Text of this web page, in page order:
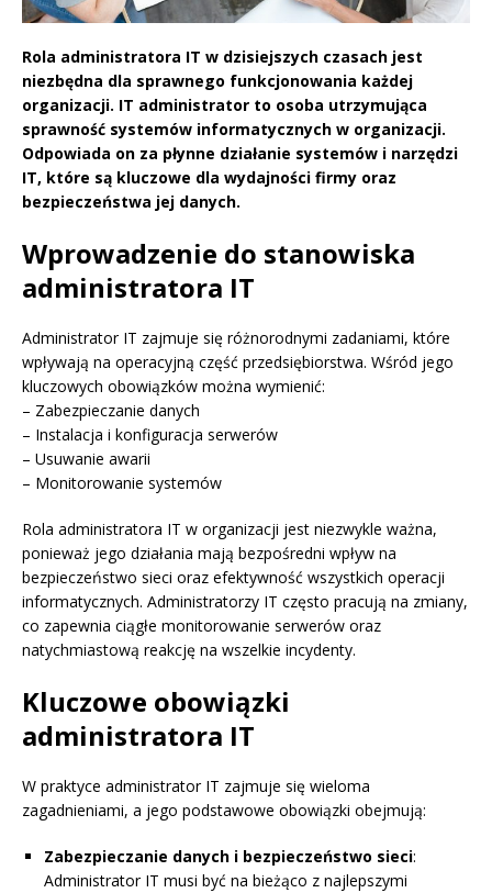
Rola administratora IT w dzisiejszych czasach jest
niezbędna dla sprawnego funkcjonowania każdej
organizacji. IT administrator to osoba utrzymująca
sprawność systemów informatycznych w organizacji.
Odpowiada on za płynne działanie systemów i narzędzi
IT, które są kluczowe dla wydajności firmy oraz
bezpieczeństwa jej danych.
Wprowadzenie do stanowiska
administratora IT
Administrator IT zajmuje się różnorodnymi zadaniami, które
wpływają na operacyjną część przedsiębiorstwa. Wśród jego
kluczowych obowiązków można wymienić:
– Zabezpieczanie danych
– Instalacja i konfiguracja serwerów
– Usuwanie awarii
– Monitorowanie systemów
Rola administratora IT w organizacji jest niezwykle ważna,
ponieważ jego działania mają bezpośredni wpływ na
bezpieczeństwo sieci oraz efektywność wszystkich operacji
informatycznych. Administratorzy IT często pracują na zmiany,
co zapewnia ciągłe monitorowanie serwerów oraz
natychmiastową reakcję na wszelkie incydenty.
Kluczowe obowiązki
administratora IT
W praktyce administrator IT zajmuje się wieloma
zagadnieniami, a jego podstawowe obowiązki obejmują:
Zabezpieczanie danych i bezpieczeństwo sieci:
Administrator IT musi być na bieżąco z najlepszymi